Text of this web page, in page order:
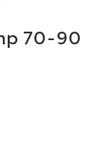
70-90